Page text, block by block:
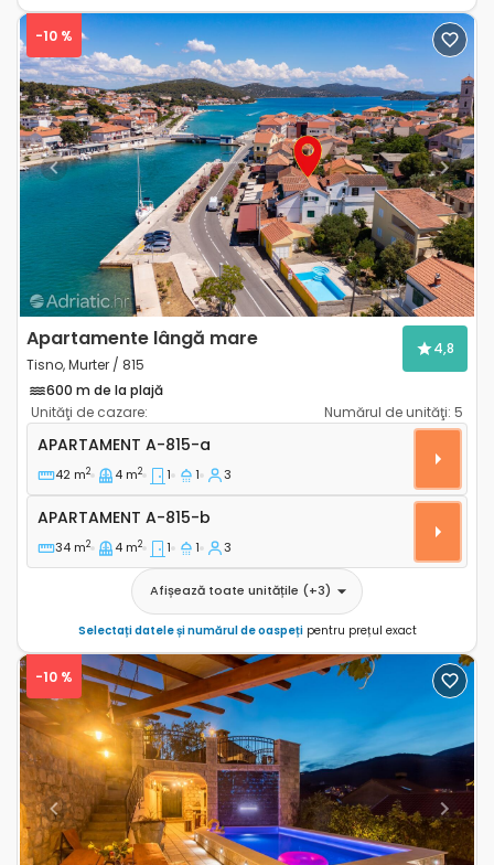
Previous Next
-10 %
Apartamente lângă mare
Tisno, Murter / 815
4,8
600 m de la plajă
Unităţi de cazare:
Numărul de unităţi: 5
Apartament cu o cameră Tisno, Murter A-815-a
APARTAMENT A-815-a
42 m2 4 m2 1 1 3
Apartament A-815-b
APARTAMENT A-815-b
34 m2 4 m2 1 1 3
Afișează toate unitățile (+3)
Selectați datele și numărul de oaspețipentru prețul exact
Previous Next
-10 %